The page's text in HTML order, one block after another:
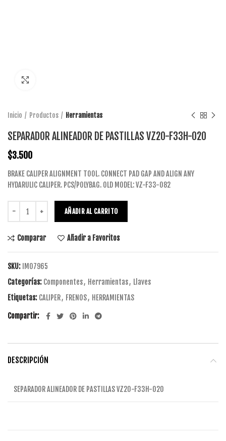
Inicio Productos Herramientas
SEPARADOR ALINEADOR DE PASTILLAS VZ20-F33H-020
$3.500
BRAKE CALIPER ALIGNMENT TOOL. CONNECT PAD GAP AND ALIGN ANY
HYDARULIC CALIPER. PCS/POLYBAG. OLD MODEL: VZ-F33-082
AÑADIR AL CARRITO
Comparar Añadir a Favoritos
SKU: IM07965
Categorías: Componentes, Herramientas, Llaves
Etiquetas: CALIPER, FRENOS, HERRAMIENTAS
Compartir
DESCRIPCIÓN
SEPARADOR ALINEADOR DE PASTILLAS VZ20-F33H-020